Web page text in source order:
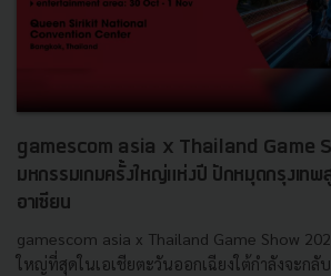
gamescom asia x Thailand Game
มหกรรมเกมครั้งใหญ่แห่งปี ปักหมุดกรุงเทพ
อาเซียน
gamescom asia x Thailand Game Show
ใหญ่ที่สุดในเอเชียตะวันออกเฉียงใต้กำลังจะกลั